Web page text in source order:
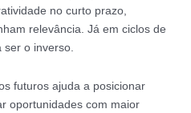
no curto prazo,
relevância. Já em ciclos de
o inverso.
futuros ajuda a posicionar
oportunidades com maior